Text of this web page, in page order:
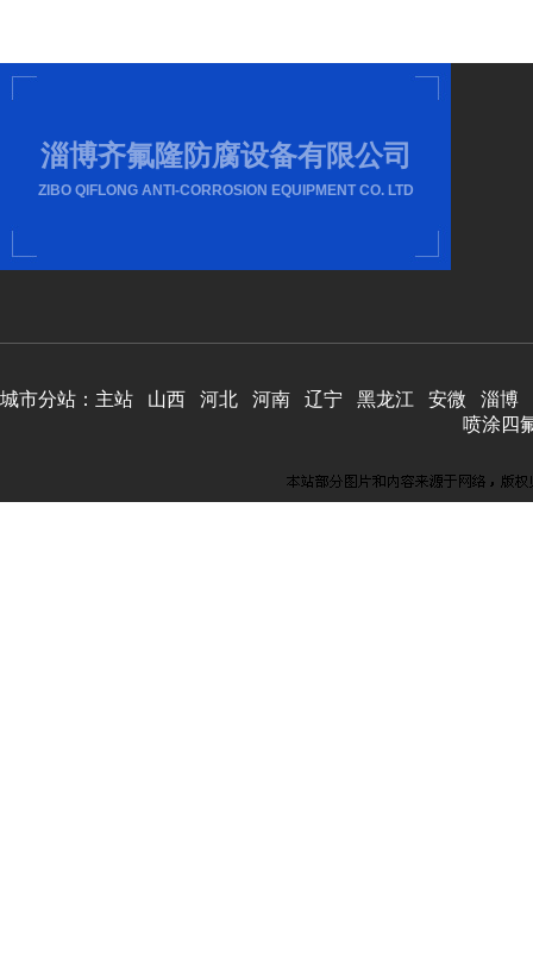
淄博齐氟隆防腐设备有限公司
ZIBO QIFLONG ANTI-CORROSION EQUIPMENT CO. LTD
城市分站： 主站 山西 河北 河南 辽宁 黑龙江 安微
淄博
喷涂四